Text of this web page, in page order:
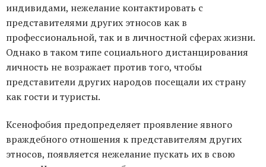
индивидами, нежелание контактировать с
представителями других этносов как в
профессиональной, так и в личностной сферах жизни.
Однако в таком типе социального дистанцирования
личность не возражает против того, чтобы
представители других народов посещали их страну
как гости и туристы.
Ксенофобия предопределяет проявление явного
враждебного отношения к представителям других
этносов, появляется нежелание пускать их в свою